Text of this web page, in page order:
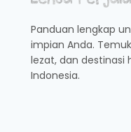
Panduan lengkap
impian Anda.
lezat, dan destinasi
Indonesia.